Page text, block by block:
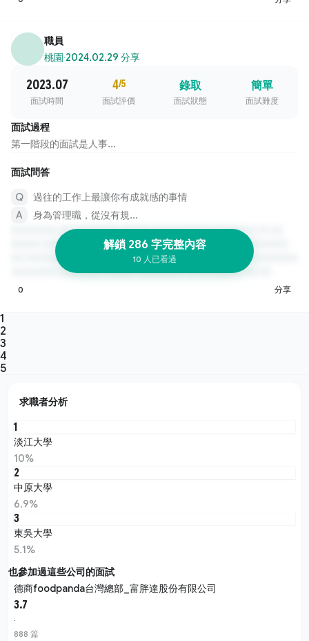
職員
桃園·2024.02.29 分享
2023.07
面試時間
4/5
面試評價
錄取
面試狀態
簡單
面試難度
面試過程
第一階段的面試是人事...
面試問答
過往的工作上最讓你有成就感的事情
身為管理職，從沒有規...
解鎖 286 字完整內容
10 人已看過
0 分享
1
2
3
4
5
求職者分析
1
淡江大學
10%
2
中原大學
6.9%
3
東吳大學
5.1%
也參加過這些公司的面試
德商foodpanda台灣總部_富胖達股份有限公司
3.7
·
888 篇